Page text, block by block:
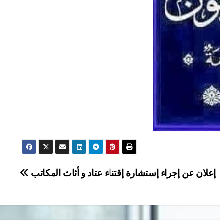
إعلان عن إجراء إستشارة إقتناء عتاد و أثاث المكاتب